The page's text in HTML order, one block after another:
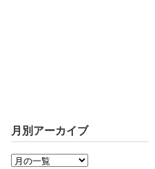
月別アーカイブ